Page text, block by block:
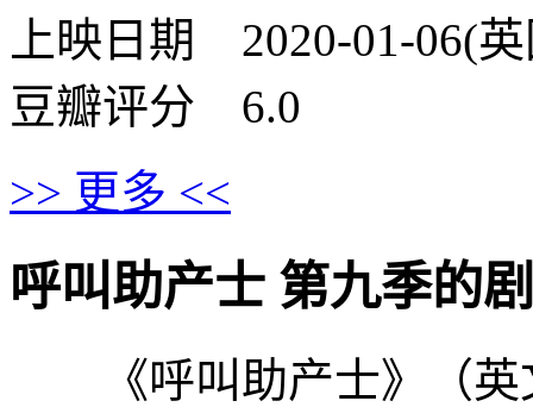
上映日期 2020-01-06(
豆瓣评分 6.0
>> 更多 <<
呼叫助产士 第九季的剧
《呼叫助产士》（英